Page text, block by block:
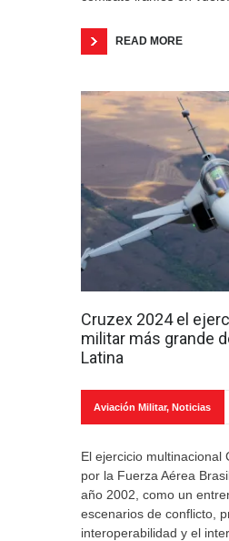
READ MORE
Cruzex 2024 el
militar más grande
Latina
Aviación Militar, Noticias
El ejercicio multinacional
por la Fuerza Aérea
año 2002, como un
escenarios de conflicto,
interoperabilidad y el